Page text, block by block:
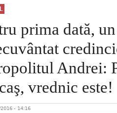
prima dată,
Andrei:
vrednic este!
- 14:16